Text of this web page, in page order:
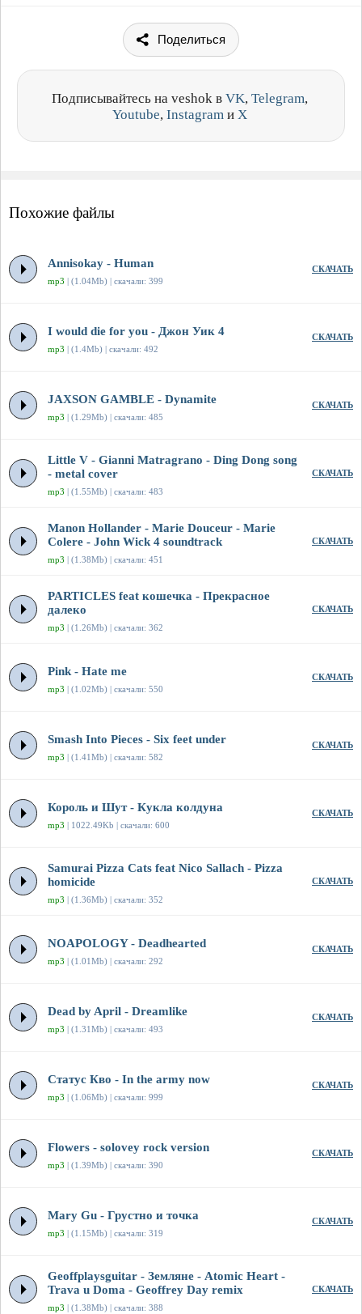
Поделиться
Подписывайтесь на veshok в VK, Telegram,
Youtube, Instagram и X
Похожие файлы
Annisokay - Human
mp3 | (1.04Mb) | скачали: 399
СКАЧАТЬ
I would die for you - Джон Уик 4
mp3 | (1.4Mb) | скачали: 492
СКАЧАТЬ
JAXSON GAMBLE - Dynamite
mp3 | (1.29Mb) | скачали: 485
СКАЧАТЬ
Little V - Gianni Matragrano - Ding Dong song
- metal cover
mp3 | (1.55Mb) | скачали: 483
СКАЧАТЬ
Manon Hollander - Marie Douceur - Marie
Colere - John Wick 4 soundtrack
mp3 | (1.38Mb) | скачали: 451
СКАЧАТЬ
PARTICLES feat кошечка - Прекрасное
далеко
mp3 | (1.26Mb) | скачали: 362
СКАЧАТЬ
Pink - Hate me
mp3 | (1.02Mb) | скачали: 550
СКАЧАТЬ
Smash Into Pieces - Six feet under
mp3 | (1.41Mb) | скачали: 582
СКАЧАТЬ
Король и Шут - Кукла колдуна
mp3 | 1022.49Kb | скачали: 600
СКАЧАТЬ
Samurai Pizza Cats feat Nico Sallach - Pizza
homicide
mp3 | (1.36Mb) | скачали: 352
СКАЧАТЬ
NOAPOLOGY - Deadhearted
mp3 | (1.01Mb) | скачали: 292
СКАЧАТЬ
Dead by April - Dreamlike
mp3 | (1.31Mb) | скачали: 493
СКАЧАТЬ
Статус Кво - In the army now
mp3 | (1.06Mb) | скачали: 999
СКАЧАТЬ
Flowers - solovey rock version
mp3 | (1.39Mb) | скачали: 390
СКАЧАТЬ
Mary Gu - Грустно и точка
mp3 | (1.15Mb) | скачали: 319
СКАЧАТЬ
Geoffplaysguitar - Земляне - Atomic Heart -
Trava u Doma - Geoffrey Day remix
mp3 | (1.38Mb) | скачали: 388
СКАЧАТЬ